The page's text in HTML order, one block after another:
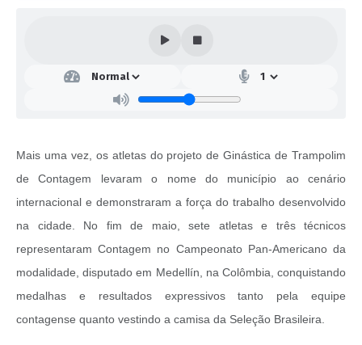
Mais uma vez, os atletas do projeto de Ginástica de Trampolim
de Contagem levaram o nome do município ao cenário
internacional e demonstraram a força do trabalho desenvolvido
na cidade. No fim de maio, sete atletas e três técnicos
representaram Contagem no Campeonato Pan-Americano da
modalidade, disputado em Medellín, na Colômbia, conquistando
medalhas e resultados expressivos tanto pela equipe
contagense quanto vestindo a camisa da Seleção Brasileira.